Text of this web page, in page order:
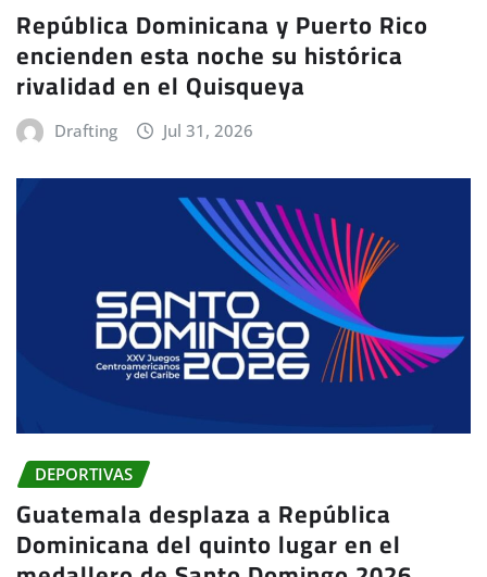
República Dominicana y Puerto Rico
encienden esta noche su histórica
rivalidad en el Quisqueya
Drafting Jul 31, 2026
DEPORTIVAS
Guatemala desplaza a República
Dominicana del quinto lugar en el